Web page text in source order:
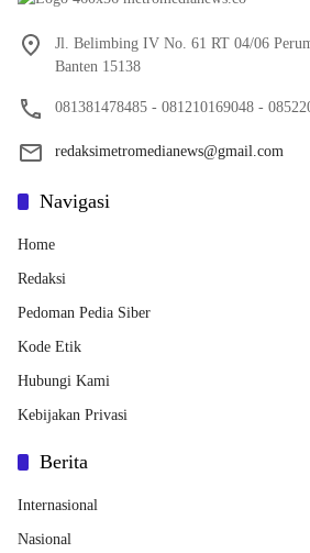
Jl. Belimbing IV No. 61 RT 04/06
Banten 15138
081381478485 - 081210169048 -
redaksimetromedianews@gmail.com
Navigasi
Home
Redaksi
Pedoman Pedia Siber
Kode Etik
Hubungi Kami
Kebijakan Privasi
Berita
Internasional
Nasional